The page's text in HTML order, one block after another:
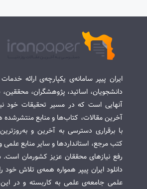
ایران پیپر سامانه‌ی یکپارچه‌ی ارائه
دانشجویان، اساتید، پژوهشگران،
آنهایی است که در مسیر تحقیقات خود
آخرین مقالات، کتاب‌ها و منابع منتشرشده
با برقراری دسترسی به آخرین و
کتب مرجع، استانداردها و سایر منابع
رفع نیازهای محققان عزیز کشورمان است.
دانلود ایران پیپر همواره همه‌ی تلاش خود
علمی جامعه‌ی علمی به کاربسته و در